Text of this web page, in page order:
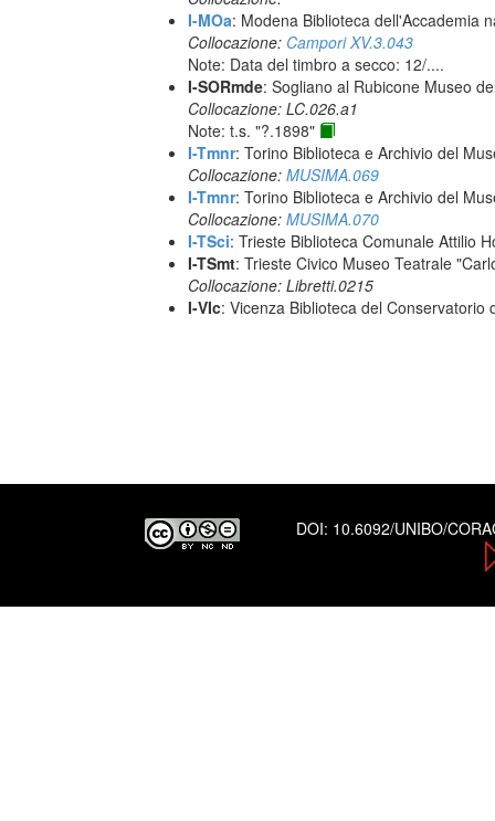
I-MOa: Modena Biblioteca dell'Accademia
Collocazione: Campori XV.3.043
Note: Data del timbro a secco: 12/....
I-SORmde: Sogliano al Rubicone Museo
Collocazione: LC.026.a1
Note: t.s. "?.1898"
I-Tmnr: Torino Biblioteca e Archivio del
Collocazione: MUSIMA.069
I-Tmnr: Torino Biblioteca e Archivio del
Collocazione: MUSIMA.070
I-TSci: Trieste Biblioteca Comunale Attilio
I-TSmt: Trieste Civico Museo Teatrale
Collocazione: Libretti.0215
I-VIc: Vicenza Biblioteca del Conservatorio
DOI: 10.6092/UNIBO/